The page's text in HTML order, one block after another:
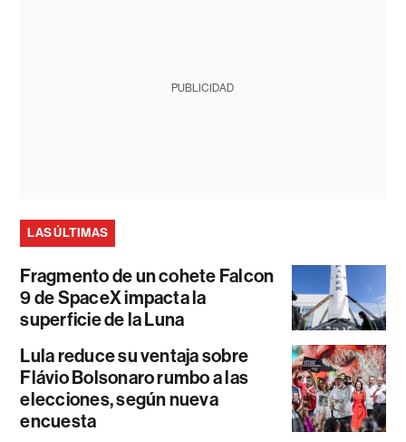
PUBLICIDAD
LAS ÚLTIMAS
Fragmento de un cohete Falcon
9 de SpaceX impacta la
superficie de la Luna
Lula reduce su ventaja sobre
Flávio Bolsonaro rumbo a las
elecciones, según nueva
encuesta